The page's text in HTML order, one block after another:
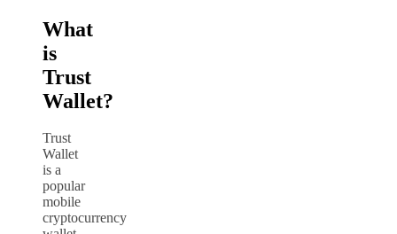
What
is
Trust
Wallet?
Trust
Wallet
is a
popular
mobile
cryptocurrency